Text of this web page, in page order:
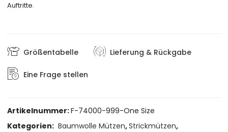
Auftritte.
Größentabelle Lieferung & Rückgabe
Eine Frage stellen
Artikelnummer:F-74000-999-One Size
Kategorien: Baumwolle Mützen,Strickmützen,